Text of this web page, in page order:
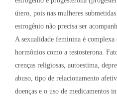
útero, pois nas mulheres
estrogênio não precisa ser
A sexualidade feminina é complexa
hormônios como a testosterona.
crenças religiosas, autoestima,
abuso, tipo de relacionamento
doenças e o uso de medicamentos